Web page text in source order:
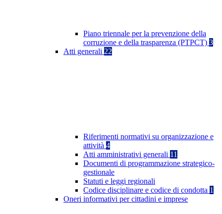
Piano triennale per la prevenzione della
corruzione e della trasparenza (PTPCT) 3
Atti generali 22
Riferimenti normativi su organizzazione e
attività 4
Atti amministrativi generali 11
Documenti di programmazione strategico-
gestionale
Statuti e leggi regionali
Codice disciplinare e codice di condotta 1
Oneri informativi per cittadini e imprese